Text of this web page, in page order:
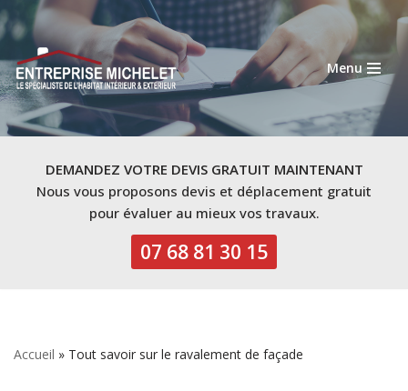
Aller
au
contenu
Menu
DEMANDEZ VOTRE DEVIS GRATUIT MAINTENANT
Nous vous proposons devis et déplacement gratuit
pour évaluer au mieux vos travaux.
07 68 81 30 15
Accueil » Tout savoir sur le ravalement de façade